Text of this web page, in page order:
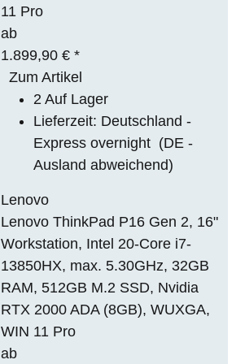
11 Pro
ab
1.899,90 €*
Zum Artikel
2 Auf Lager
Lieferzeit: Deutschland -
Express overnight (DE -
Ausland abweichend)
Lenovo
Lenovo ThinkPad P16 Gen 2, 16"
Workstation, Intel 20-Core i7-
13850HX, max. 5.30GHz, 32GB
RAM, 512GB M.2 SSD, Nvidia
RTX 2000 ADA (8GB), WUXGA,
WIN 11 Pro
ab